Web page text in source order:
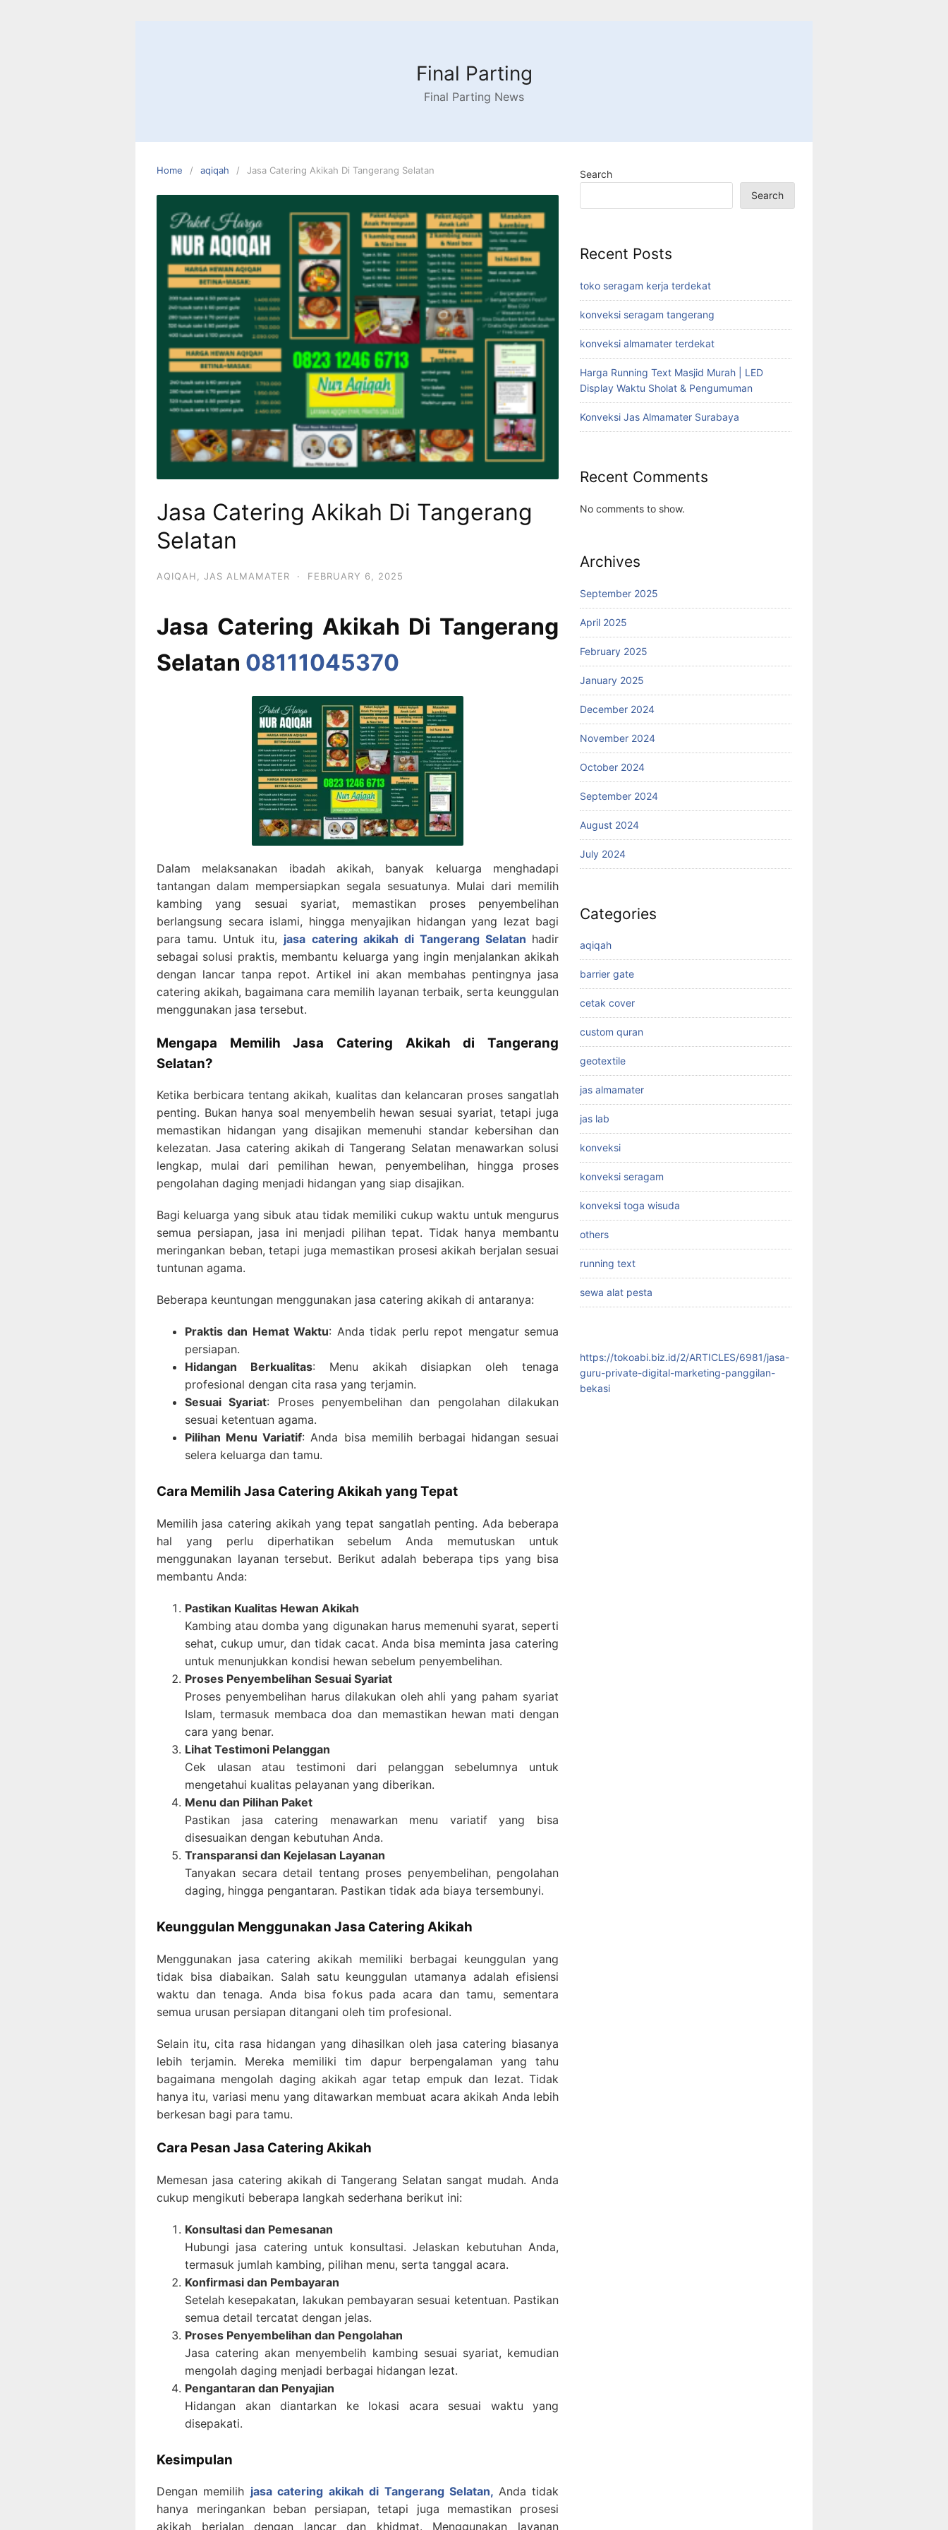
Final Parting
Final Parting News
Home aqiqah Jasa Catering Akikah Di Tangerang Selatan
Jasa Catering Akikah Di Tangerang
Selatan
AQIQAH JAS ALMAMATER · FEBRUARY 6, 2025
Jasa Catering Akikah Di Tangerang
Selatan 08111045370
Dalam melaksanakan ibadah akikah, banyak keluarga menghadapi
tantangan dalam mempersiapkan segala sesuatunya. Mulai dari memilih
kambing yang sesuai syariat, memastikan proses penyembelihan
berlangsung secara islami, hingga menyajikan hidangan yang lezat bagi
para tamu. Untuk itu, jasa catering akikah di Tangerang Selatan hadir
sebagai solusi praktis, membantu keluarga yang ingin menjalankan akikah
dengan lancar tanpa repot. Artikel ini akan membahas pentingnya jasa
catering akikah, bagaimana cara memilih layanan terbaik, serta keunggulan
menggunakan jasa tersebut.
Mengapa Memilih Jasa Catering Akikah di Tangerang
Selatan?
Ketika berbicara tentang akikah, kualitas dan kelancaran proses sangatlah
penting. Bukan hanya soal menyembelih hewan sesuai syariat, tetapi juga
memastikan hidangan yang disajikan memenuhi standar kebersihan dan
kelezatan. Jasa catering akikah di Tangerang Selatan menawarkan solusi
lengkap, mulai dari pemilihan hewan, penyembelihan, hingga proses
pengolahan daging menjadi hidangan yang siap disajikan.
Bagi keluarga yang sibuk atau tidak memiliki cukup waktu untuk mengurus
semua persiapan, jasa ini menjadi pilihan tepat. Tidak hanya membantu
meringankan beban, tetapi juga memastikan prosesi akikah berjalan sesuai
tuntunan agama.
Beberapa keuntungan menggunakan jasa catering akikah di antaranya:
Praktis dan Hemat Waktu: Anda tidak perlu repot mengatur semua
persiapan.
Hidangan Berkualitas: Menu akikah disiapkan oleh tenaga
profesional dengan cita rasa yang terjamin.
Sesuai Syariat: Proses penyembelihan dan pengolahan dilakukan
sesuai ketentuan agama.
Pilihan Menu Variatif: Anda bisa memilih berbagai hidangan sesuai
selera keluarga dan tamu.
Cara Memilih Jasa Catering Akikah yang Tepat
Memilih jasa catering akikah yang tepat sangatlah penting. Ada beberapa
hal yang perlu diperhatikan sebelum Anda memutuskan untuk
menggunakan layanan tersebut. Berikut adalah beberapa tips yang bisa
membantu Anda:
Pastikan Kualitas Hewan Akikah
Kambing atau domba yang digunakan harus memenuhi syarat, seperti
sehat, cukup umur, dan tidak cacat. Anda bisa meminta jasa catering
untuk menunjukkan kondisi hewan sebelum penyembelihan.
Proses Penyembelihan Sesuai Syariat
Proses penyembelihan harus dilakukan oleh ahli yang paham syariat
Islam, termasuk membaca doa dan memastikan hewan mati dengan
cara yang benar.
Lihat Testimoni Pelanggan
Cek ulasan atau testimoni dari pelanggan sebelumnya untuk
mengetahui kualitas pelayanan yang diberikan.
Menu dan Pilihan Paket
Pastikan jasa catering menawarkan menu variatif yang bisa
disesuaikan dengan kebutuhan Anda.
Transparansi dan Kejelasan Layanan
Tanyakan secara detail tentang proses penyembelihan, pengolahan
daging, hingga pengantaran. Pastikan tidak ada biaya tersembunyi.
Keunggulan Menggunakan Jasa Catering Akikah
Menggunakan jasa catering akikah memiliki berbagai keunggulan yang
tidak bisa diabaikan. Salah satu keunggulan utamanya adalah efisiensi
waktu dan tenaga. Anda bisa fokus pada acara dan tamu, sementara
semua urusan persiapan ditangani oleh tim profesional.
Selain itu, cita rasa hidangan yang dihasilkan oleh jasa catering biasanya
lebih terjamin. Mereka memiliki tim dapur berpengalaman yang tahu
bagaimana mengolah daging akikah agar tetap empuk dan lezat. Tidak
hanya itu, variasi menu yang ditawarkan membuat acara akikah Anda lebih
berkesan bagi para tamu.
Cara Pesan Jasa Catering Akikah
Memesan jasa catering akikah di Tangerang Selatan sangat mudah. Anda
cukup mengikuti beberapa langkah sederhana berikut ini:
Konsultasi dan Pemesanan
Hubungi jasa catering untuk konsultasi. Jelaskan kebutuhan Anda,
termasuk jumlah kambing, pilihan menu, serta tanggal acara.
Konfirmasi dan Pembayaran
Setelah kesepakatan, lakukan pembayaran sesuai ketentuan. Pastikan
semua detail tercatat dengan jelas.
Proses Penyembelihan dan Pengolahan
Jasa catering akan menyembelih kambing sesuai syariat, kemudian
mengolah daging menjadi berbagai hidangan lezat.
Pengantaran dan Penyajian
Hidangan akan diantarkan ke lokasi acara sesuai waktu yang
disepakati.
Kesimpulan
Dengan memilih jasa catering akikah di Tangerang Selatan, Anda tidak
hanya meringankan beban persiapan, tetapi juga memastikan prosesi
akikah berjalan dengan lancar dan khidmat. Menggunakan layanan
Search
Search
Recent Posts
toko seragam kerja terdekat
konveksi seragam tangerang
konveksi almamater terdekat
Harga Running Text Masjid Murah | LED
Display Waktu Sholat & Pengumuman
Konveksi Jas Almamater Surabaya
Recent Comments
No comments to show.
Archives
September 2025
April 2025
February 2025
January 2025
December 2024
November 2024
October 2024
September 2024
August 2024
July 2024
Categories
aqiqah
barrier gate
cetak cover
custom quran
geotextile
jas almamater
jas lab
konveksi
konveksi seragam
konveksi toga wisuda
others
running text
sewa alat pesta
https://tokoabi.biz.id/2/ARTICLES/6981/jasa-
guru-private-digital-marketing-panggilan-
bekasi